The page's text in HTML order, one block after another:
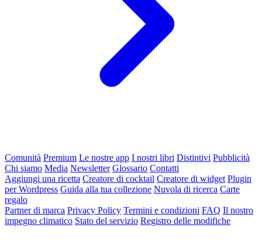
Comunità Premium Le nostre app I nostri libri Distintivi Pubblicità
Chi siamo Media Newsletter Glossario Contatti
Aggiungi una ricetta Creatore di cocktail Creatore di widget Plugin
per Wordpress Guida alla tua collezione Nuvola di ricerca Carte
regalo
Partner di marca Privacy Policy Termini e condizioni FAQ Il nostro
impegno climatico Stato del servizio Registro delle modifiche